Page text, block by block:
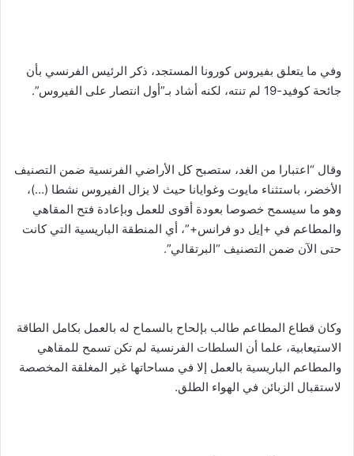
وفي ما يتعلق بفيروس كورونا المستجد، ذكر الرئيس الفرنسي بأن
جائحة كوفيد-19 لم تنته، لكنه أشاد بـ”أول انتصار على الفيروس”.
وقال “اعتبارا من الغد، ستصبح كل الأراضي الفرنسية ضمن التصنيف
الأخضر، باستثناء مايوت وغوايانا حيث لا يزال الفيروس نشطا (…)،
وهو ما سيسمح خصوصا بعودة أقوى للعمل وبإعادة فتح المقاهي
والمطاعم في +إيل دو فرانس+”، أي المنطقة الباريسية التي كانت
حتى الآن ضمن التصنيف “البرتقالي”.
وكان قطاع المطاعم طالب بإلحاح بالسماح له بالعمل بكامل الطاقة
الاستيعابية، علما أن السلطات الفرنسية لم تكن تسمح للمقاهي
والمطاعم الباريسية بالعمل إلا في مساحاتها غير المغلقة المخصصة
لاستقبال الزبائن في الهواء الطلق.